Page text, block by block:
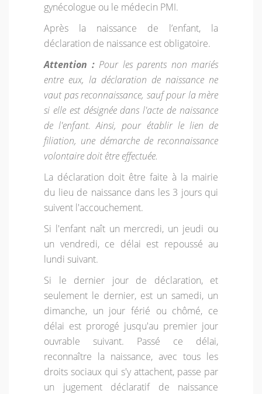
gynécologue ou le médecin PMI.
Après la naissance de l’enfant, la
déclaration de naissance est obligatoire.
Attention :Pour les parents non mariés
entre eux, la déclaration de naissance ne
vaut pas reconnaissance, sauf pour la mère
si elle est désignée dans l'acte de naissance
de l'enfant. Ainsi, pour établir le lien de
filiation, une démarche de reconnaissance
volontaire doit être effectuée.
La déclaration doit être faite à la mairie
du lieu de naissance dans les 3 jours qui
suivent l'accouchement.
Si l'enfant naît un mercredi, un jeudi ou
un vendredi, ce délai est repoussé au
lundi suivant.
Si le dernier jour de déclaration, et
seulement le dernier, est un samedi, un
dimanche, un jour férié ou chômé, ce
délai est prorogé jusqu'au premier jour
ouvrable suivant. Passé ce délai,
reconnaître la naissance, avec tous les
droits sociaux qui s'y attachent, passe par
un jugement déclaratif de naissance